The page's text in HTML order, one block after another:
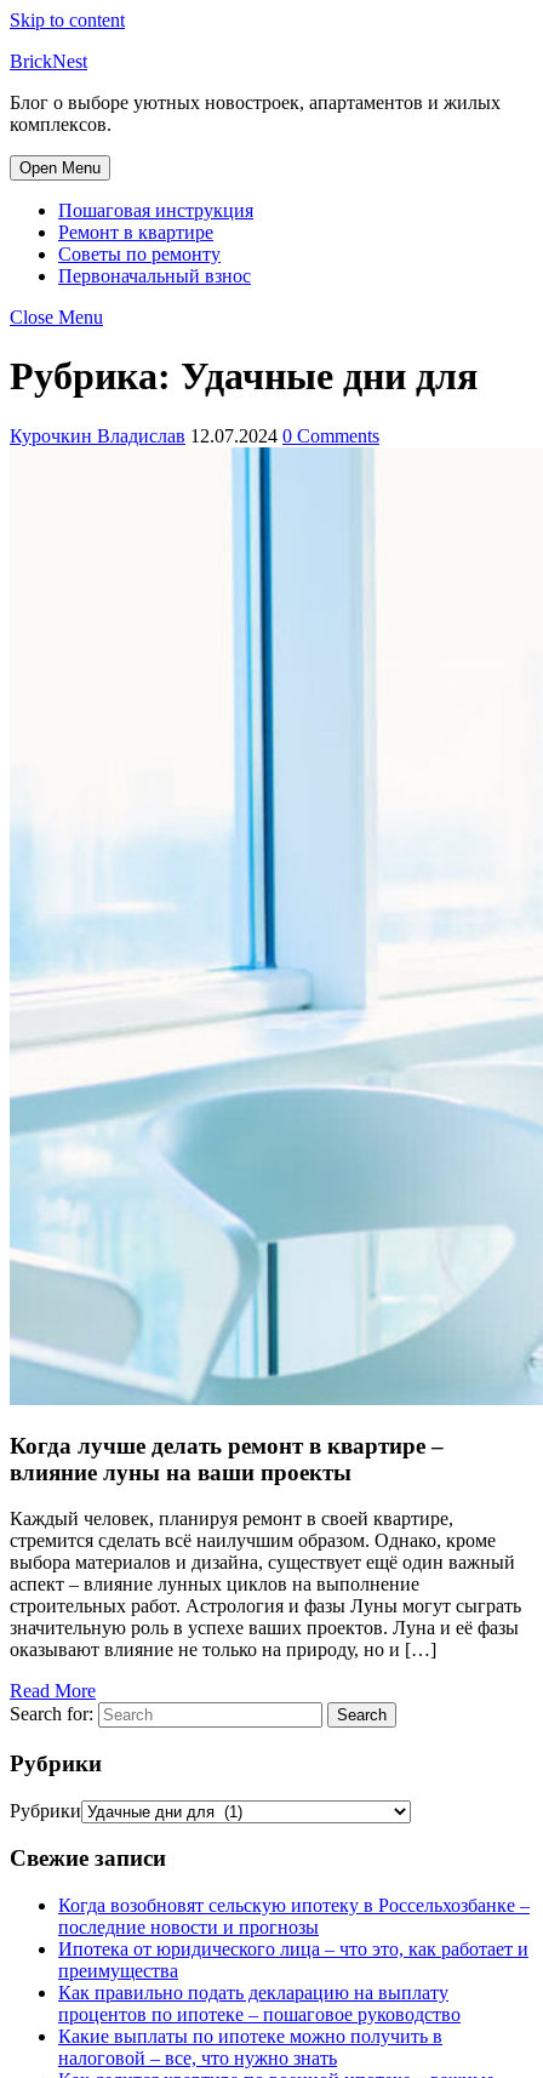
Skip to content
BrickNest
Блог о выборе уютных новостроек, апартаментов и жилых
комплексов.
Open Menu
Пошаговая инструкция
Ремонт в квартире
Советы по ремонту
Первоначальный взнос
Close Menu
Рубрика: Удачные дни для
Курочкин Владислав 12.07.2024 0 Comments
Когда лучше делать ремонт в квартире –
влияние луны на ваши проекты
Каждый человек, планируя ремонт в своей квартире,
стремится сделать всё наилучшим образом. Однако, кроме
выбора материалов и дизайна, существует ещё один важный
аспект – влияние лунных циклов на выполнение
строительных работ. Астрология и фазы Луны могут сыграть
значительную роль в успехе ваших проектов. Луна и её фазы
оказывают влияние не только на природу, но и […]
Read More
Search for:
Search
Рубрики
Рубрики
Свежие записи
Когда возобновят сельскую ипотеку в Россельхозбанке –
последние новости и прогнозы
Ипотека от юридического лица – что это, как работает и
преимущества
Как правильно подать декларацию на выплату
процентов по ипотеке – пошаговое руководство
Какие выплаты по ипотеке можно получить в
налоговой – все, что нужно знать